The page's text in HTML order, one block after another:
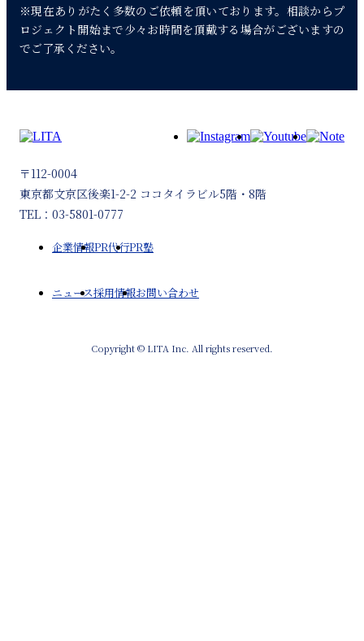
ョ
ン
※現在ありがたく多数のご依頼を頂いております。 相談からプ
ロジェクト開始まで少々お時間を頂戴する場合がございますの
でご了承ください。
〒112-0004
東京都文京区後楽1-2-2 ココタイラビル5階・8階
TEL：03-5801-0777
企業情報PR代行PR塾
ニュース採用情報お問い合わせ
Copyright © LITA Inc. All rights reserved.